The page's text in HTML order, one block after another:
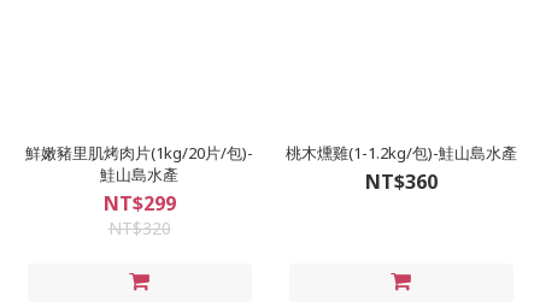
鮮嫩豬里肌烤肉片(1kg/20片/包)-
鮭山島水產
NT$299
NT$320
桃木燻雞(1-1.2kg/包)-鮭山島水產
NT$360